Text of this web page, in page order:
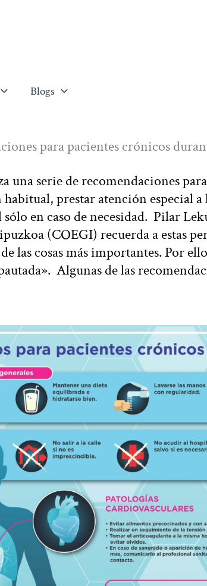
Blogs
para pacientes crónicos
una serie de recomendaciones para
prestar atención especial a
en caso de necesidad. Pilar
(COEGI) recuerda a estas
las cosas más importantes. Por
Algunas de las